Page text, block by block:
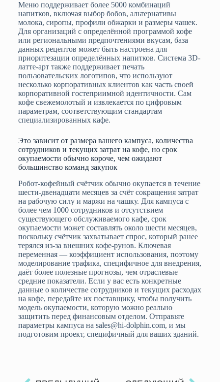
Меню поддерживает более 5000 комбинаций
напитков, включая выбор бобов, альтернативы
молока, сиропы, профили обжарки и размеры чашек.
Для организаций с определённой программой кофе
или региональными предпочтениями вкусам, база
данных рецептов может быть настроена для
приоритезации определённых напитков. Система 3D-
латте-арт также поддерживает печать
пользовательских логотипов, что используют
несколько корпоративных клиентов как часть своей
корпоративной гостеприимной идентичности. Сам
кофе свежемолотый и извлекается по цифровым
параметрам, соответствующим стандартам
специализированных кафе.
Это зависит от размера вашего кампуса, количества
сотрудников и текущих затрат на кофе, но срок
окупаемости обычно короче, чем ожидают
большинство команд закупок
Робот-кофейный счётчик обычно окупается в течение
шести-двенадцати месяцев за счёт сокращения затрат
на рабочую силу и маржи на чашку. Для кампуса с
более чем 1000 сотрудников и отсутствием
существующего обслуживаемого кафе, срок
окупаемости может составлять около шести месяцев,
поскольку счётчик захватывает спрос, который ранее
терялся из-за внешних кофе-рунов. Ключевая
переменная — коэффициент использования, поэтому
моделирование трафика, специфичное для внедрения,
даёт более полезные прогнозы, чем отраслевые
средние показатели. Если у вас есть конкретные
данные о количестве сотрудников и текущих расходах
на кофе, передайте их поставщику, чтобы получить
модель окупаемости, которую можно реально
защитить перед финансовым отделом. Отправьте
параметры кампуса на sales@hi-dolphin.com, и мы
подготовим проект, специфичный для ваших зданий.